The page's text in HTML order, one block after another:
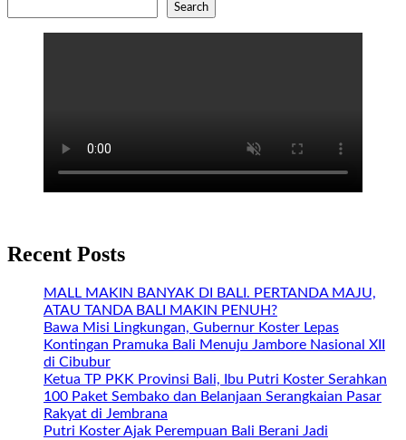
Search
Recent Posts
MALL MAKIN BANYAK DI BALI. PERTANDA MAJU,
ATAU TANDA BALI MAKIN PENUH?
Bawa Misi Lingkungan, Gubernur Koster Lepas
Kontingan Pramuka Bali Menuju Jambore Nasional XII
di Cibubur
Ketua TP PKK Provinsi Bali, Ibu Putri Koster Serahkan
100 Paket Sembako dan Belanjaan Serangkaian Pasar
Rakyat di Jembrana
Putri Koster Ajak Perempuan Bali Berani Jadi